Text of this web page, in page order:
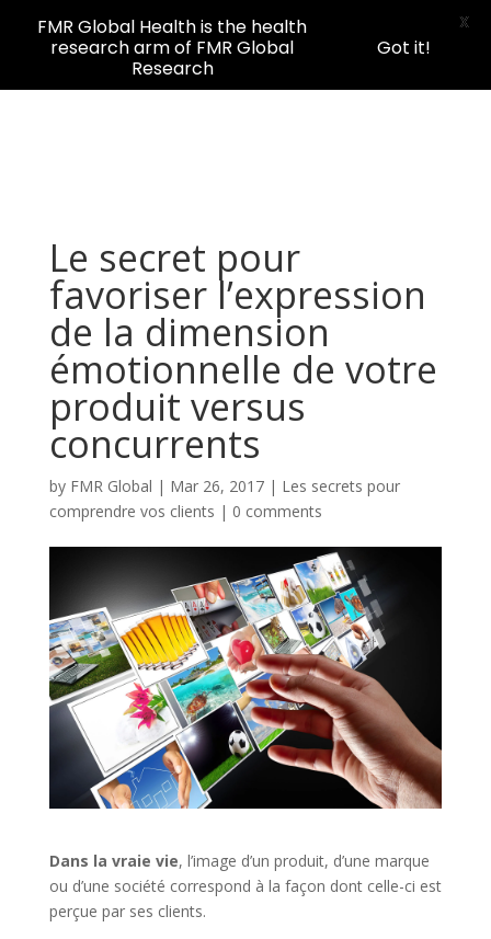
Le secret pour
favoriser l’expression
de la dimension
émotionnelle de votre
produit versus
concurrents
by FMR Global | Mar 26, 2017| Les secrets pour
comprendre vos clients | 0 comments
Dans la vraie vie, l’image d’un produit, d’une marque
ou d’une société correspond à la façon dont celle-ci est
perçue par ses clients.
FMR Global Health is the health
research arm of FMR Global
Research
Got it!
X